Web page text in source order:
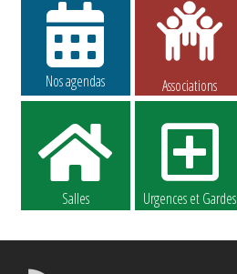
Nos agendas Associations
Salles Urgences et Gardes